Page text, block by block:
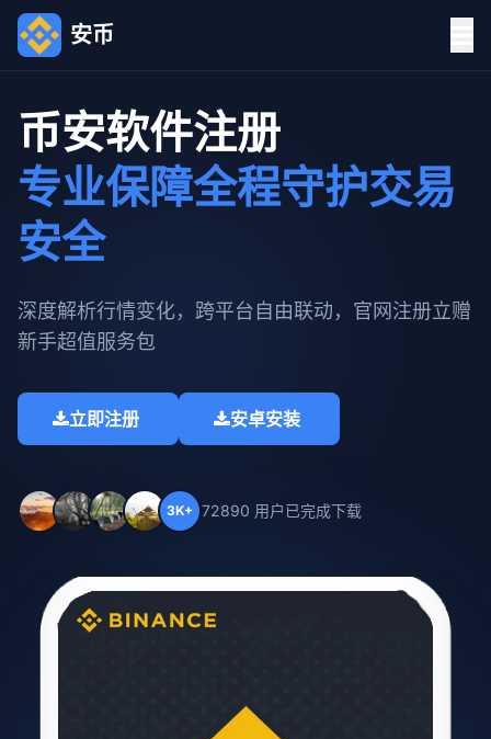
安币
币安软件注册
专业保障全程守护交易
安全
深度解析行情变化，跨平台自由联动，官网注册立赠
新手超值服务包​
立即注册 安卓安装
3K+ 72890 用户已完成下载